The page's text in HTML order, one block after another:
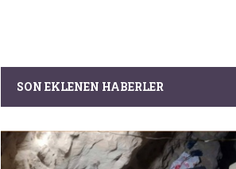
SON EKLENEN HABERLER